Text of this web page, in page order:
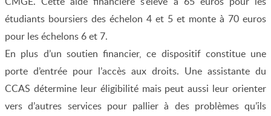
étudiants boursiers des échelon 4 et 5 et monte à 70 euros
pour les échelons 6 et 7.
En plus d’un soutien financier, ce dispositif constitue une
porte d’entrée pour l’accès aux droits. Une assistante du
CCAS détermine leur éligibilité mais peut aussi leur orienter
vers d’autres services pour pallier à des problèmes qu’ils